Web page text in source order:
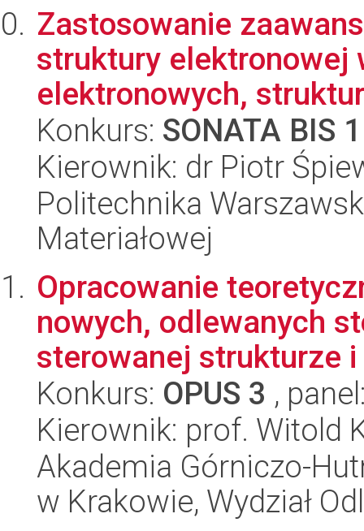
Zastosowanie
struktury elektronowej
elektronowych,
Konkurs: SONATA BIS 1
Kierownik: dr Piotr
Politechnika
Materiałowej
Opracowanie
nowych, odlewanych
sterowanej strukturze
Konkurs: OPUS 3 ,
Kierownik: prof. Witold
Akademia Górniczo-
w Krakowie, Wydział